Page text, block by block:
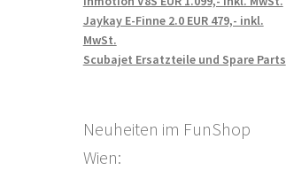
Jaykay E-Finne 2.0 EUR 479,- inkl.
MwSt.
Scubajet Ersatzteile und Spare Parts
Neuheiten im FunShop
Wien: